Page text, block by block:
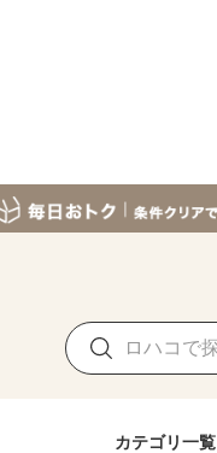
カテゴリ一覧